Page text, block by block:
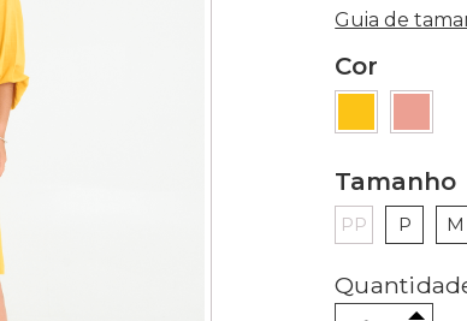
Guia de
Cor
Tamanho
PP P M